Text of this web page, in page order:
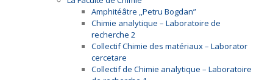
Amphitéâtre ,,Petru Bogdan”
Chimie analytique – Laboratoire de
recherche 2
Collectif Chimie des matériaux – Laborator
cercetare
Collectif de Chimie analytique – Laboratoire